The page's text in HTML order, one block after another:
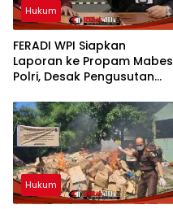
Hukum
FERADI WPI Siapkan
Laporan ke Propam Mabes
Polri, Desak Pengusutan
Penculikan Aktivis
Kesehatan UUN
Hukum